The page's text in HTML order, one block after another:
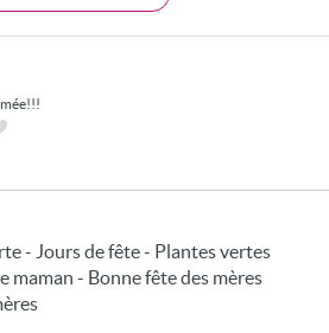
- Jours de fête - Plantes vertes
maman - Bonne fête des mères